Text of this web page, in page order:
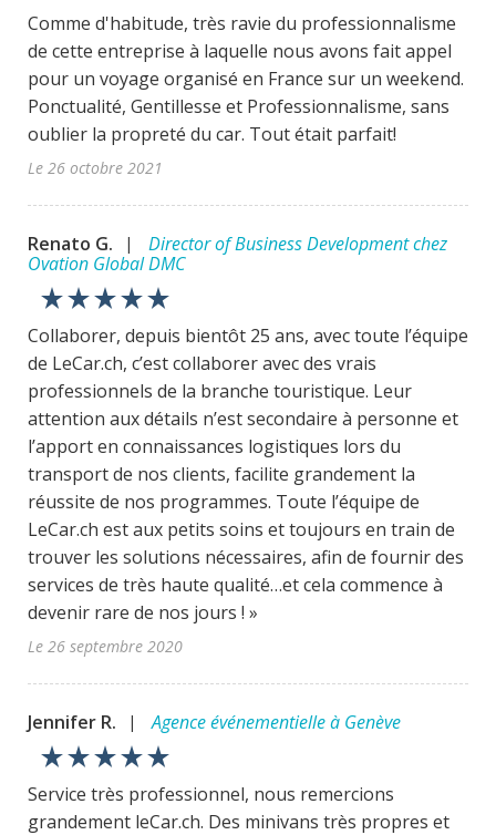
Comme d'habitude, très ravie du professionnalisme
de cette entreprise à laquelle nous avons fait appel
pour un voyage organisé en France sur un weekend.
Ponctualité, Gentillesse et Professionnalisme, sans
oublier la propreté du car. Tout était parfait!
Le 26 octobre 2021
Renato G. |
Director of Business Development chez
Ovation Global DMC
star_ratestar_ratestar_ratestar_ratestar_rate
Collaborer, depuis bientôt 25 ans, avec toute l’équipe
de LeCar.ch, c’est collaborer avec des vrais
professionnels de la branche touristique. Leur
attention aux détails n’est secondaire à personne et
l’apport en connaissances logistiques lors du
transport de nos clients, facilite grandement la
réussite de nos programmes. Toute l’équipe de
LeCar.ch est aux petits soins et toujours en train de
trouver les solutions nécessaires, afin de fournir des
services de très haute qualité…et cela commence à
devenir rare de nos jours ! »
Le 26 septembre 2020
Jennifer R. | Agence événementielle à Genève
star_ratestar_ratestar_ratestar_ratestar_rate
Service très professionnel, nous remercions
grandement leCar.ch. Des minivans très propres et